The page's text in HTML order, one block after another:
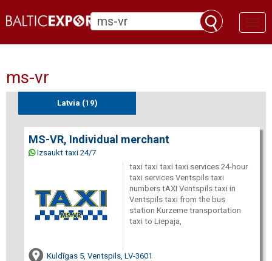
ms-vr
Latvia (19)
MS-VR, Individual merchant
Izsaukt taxi 24/7
taxi taxi taxi taxi services 24-hour
taxi services Ventspils taxi
numbers tAXI Ventspils taxi in
Ventspils taxi from the bus
station Kurzeme transportation
taxi to Liepaja,
Kuldīgas 5, Ventspils, LV-3601